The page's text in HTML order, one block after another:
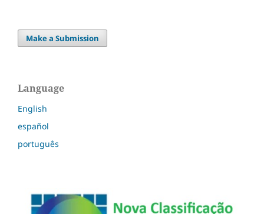
Make a Submission
Language
English
español
português